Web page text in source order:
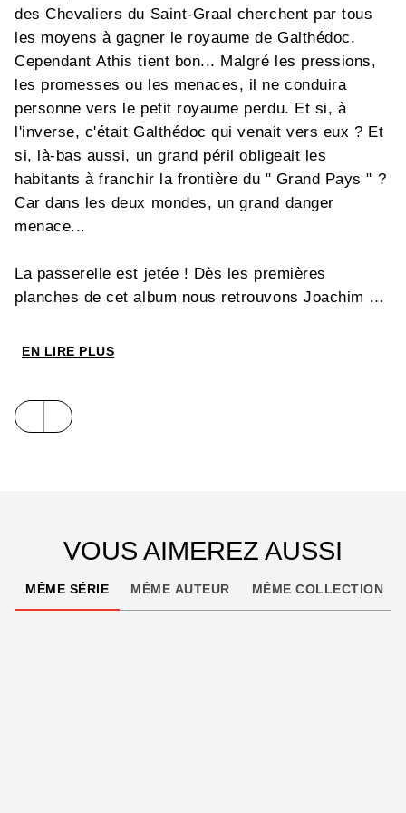
des Chevaliers du Saint-Graal cherchent par tous
les moyens à gagner le royaume de Galthédoc.
Cependant Athis tient bon... Malgré les pressions,
les promesses ou les menaces, il ne conduira
personne vers le petit royaume perdu. Et si, à
l'inverse, c'était Galthédoc qui venait vers eux ? Et
si, là-bas aussi, un grand péril obligeait les
habitants à franchir la frontière du " Grand Pays " ?
Car dans les deux mondes, un grand danger
menace...
La passerelle est jetée ! Dès les premières
planches de cet album nous retrouvons Joachim et
Perdu. Les deux univers se rejoignent : d'un côté un
contemporaine cherchant dans le passé les
réponses à ses questions. Athis sera-t-il le trait
EN LIRE PLUS
VOUS AIMEREZ AUSSI
MÊME SÉRIE MÊME AUTEUR MÊME COLLECTION